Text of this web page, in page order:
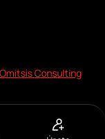
Omitsis Consulting